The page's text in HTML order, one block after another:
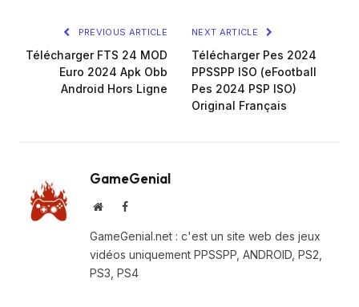
PREVIOUS ARTICLE
Télécharger FTS 24 MOD
Euro 2024 Apk Obb
Android Hors Ligne
NEXT ARTICLE
Télécharger Pes 2024
PPSSPP ISO (eFootball
Pes 2024 PSP ISO)
Original Français
GameGenial
WebsiteFacebook
GameGenial.net : c'est un site web des jeux
vidéos uniquement PPSSPP, ANDROID, PS2,
PS3, PS4